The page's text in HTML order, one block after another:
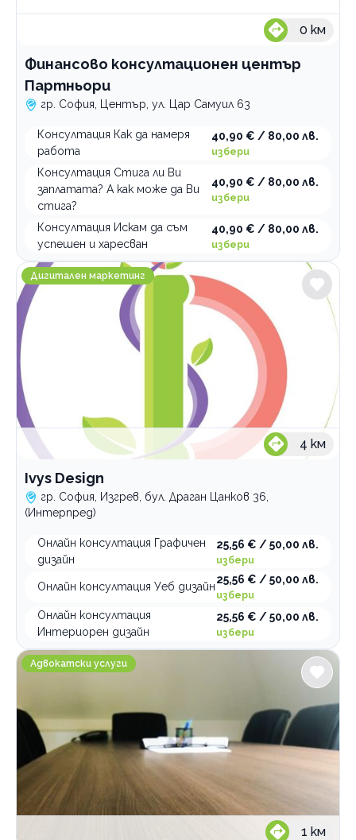
0 км
Финансово консултационен център
Партньори
гр. София, Център, ул. Цар Самуил 63
Консултация Как да намеря
работа
40,90 € / 80,00 лв.
избери
Консултация Стига ли Ви
заплатата? А как може да Ви
стига?
40,90 € / 80,00 лв.
избери
Консултация Искам да съм
успешен и харесван
40,90 € / 80,00 лв.
избери
Ivys Design
Дигитален маркетинг
4 км
Ivys Design
гр. София, Изгрев, бул. Драган Цанков 36,
(Интерпред)
Онлайн консултация Графичен
дизайн
25,56 € / 50,00 лв.
избери
Онлайн консултация Уеб дизайн
25,56 € / 50,00 лв.
избери
Онлайн консултация
Интериорен дизайн
25,56 € / 50,00 лв.
избери
Адвокатско дружество Панев и Партньори
Адвокатски услуги
1 км